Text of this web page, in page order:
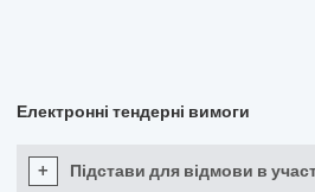
Електронні тендерні вимоги
+ Підстави для відмови в